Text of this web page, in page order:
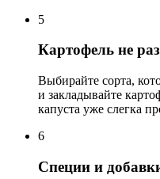
5
Картофель не
Выбирайте сорта,
и закладывайте
капуста уже слегка
6
Специи и